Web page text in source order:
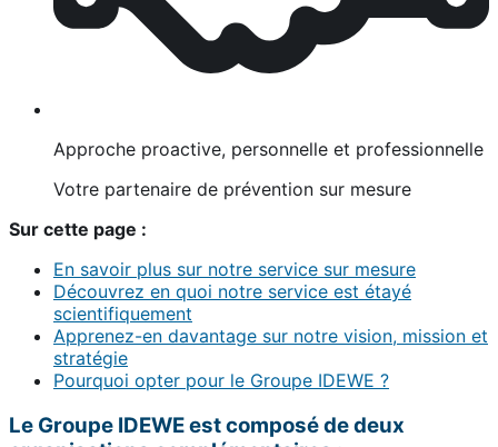
Approche proactive, personnelle et professionnelle
Votre partenaire de prévention sur mesure
Sur cette page :
En savoir plus sur notre service sur mesure
Découvrez en quoi notre service est étayé
scientifiquement
Apprenez-en davantage sur notre vision, mission et
stratégie
Pourquoi opter pour le Groupe IDEWE ?
Le Groupe IDEWE est composé de deux